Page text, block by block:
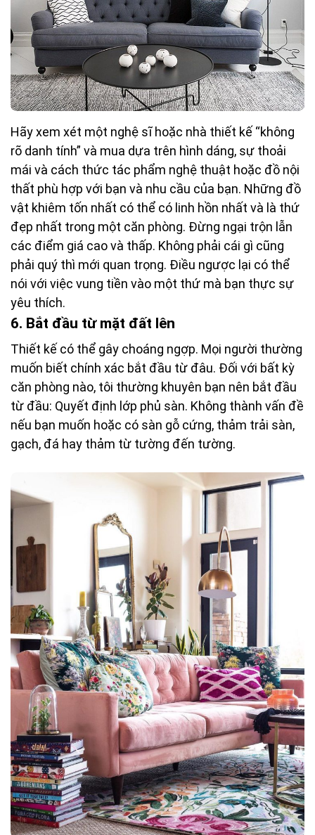
Hãy xem xét một nghệ sĩ hoặc nhà thiết kế “không
rõ danh tính” và mua dựa trên hình dáng, sự thoải
mái và cách thức tác phẩm nghệ thuật hoặc đồ nội
thất phù hợp với bạn và nhu cầu của bạn. Những đồ
vật khiêm tốn nhất có thể có linh hồn nhất và là thứ
đẹp nhất trong một căn phòng. Đừng ngại trộn lẫn
các điểm giá cao và thấp. Không phải cái gì cũng
phải quý thì mới quan trọng. Điều ngược lại có thể
nói với việc vung tiền vào một thứ mà bạn thực sự
yêu thích.
6. Bắt đầu từ mặt đất lên
Thiết kế có thể gây choáng ngợp. Mọi người thường
muốn biết chính xác bắt đầu từ đâu. Đối với bất kỳ
căn phòng nào, tôi thường khuyên bạn nên bắt đầu
từ đầu: Quyết định lớp phủ sàn. Không thành vấn đề
nếu bạn muốn hoặc có sàn gỗ cứng, thảm trải sàn,
gạch, đá hay thảm từ tường đến tường.